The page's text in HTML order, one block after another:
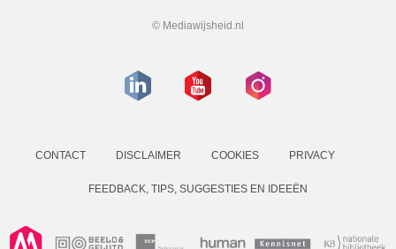
© Mediawijsheid.nl
CONTACT DISCLAIMER COOKIES PRIVACY
FEEDBACK, TIPS, SUGGESTIES EN IDEEËN